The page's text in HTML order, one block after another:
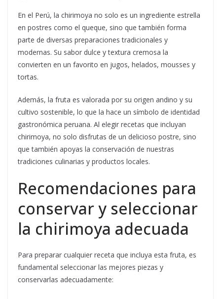
En el Perú, la chirimoya no solo es un ingrediente estrella
en postres como el queque, sino que también forma
parte de diversas preparaciones tradicionales y
modernas. Su sabor dulce y textura cremosa la
convierten en un favorito en jugos, helados, mousses y
tortas.
Además, la fruta es valorada por su origen andino y su
cultivo sostenible, lo que la hace un símbolo de identidad
gastronómica peruana. Al elegir recetas que incluyan
chirimoya, no solo disfrutas de un delicioso postre, sino
que también apoyas la conservación de nuestras
tradiciones culinarias y productos locales.
Recomendaciones para
conservar y seleccionar
la chirimoya adecuada
Para preparar cualquier receta que incluya esta fruta, es
fundamental seleccionar las mejores piezas y
conservarlas adecuadamente: